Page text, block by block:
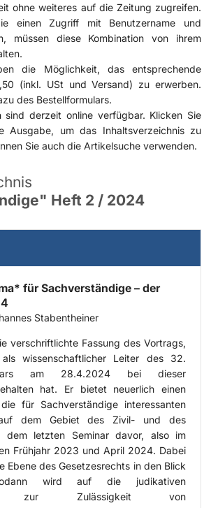
ohne weiteres auf die Zeitung zugreifen.
einen Zugriff mit Benutzername und
müssen diese Kombination von ihrem
die Möglichkeit, das entsprechende
(inkl. USt und Versand) zu erwerben.
des Bestellformulars.
sind derzeit online verfügbar. Klicken Sie
Ausgabe, um das Inhaltsverzeichnis zu
Sie auch die Artikelsuche verwenden.
Heft 2 / 2024
für Sachverständige – der
Stabentheiner
verschriftlichte Fassung des Vortrags,
wissenschaftlicher Leiter des 32.
am 28.4.2024 bei dieser
hat. Er bietet neuerlich einen
für Sachverständige interessanten
auf dem Gebiet des Zivil- und des
dem letzten Seminar davor, also im
Frühjahr 2023 und April 2024. Dabei
Ebene des Gesetzesrechts in den Blick
wird auf die judikativen
zur Zulässigkeit von